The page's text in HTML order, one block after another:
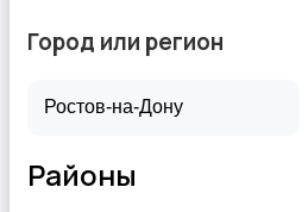
Город или регион
Районы